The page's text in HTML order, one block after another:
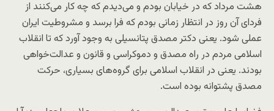
هشت مرداد که در خیابان بودم و می‌دیدم که چه کار می‌کنند از
فردای آن روز در انتظار زمانی بودم که فرا برسد و مشروطیت ایران
عملی شود. یعنی دکتر مصدق پتانسیلی به وجود آورد که تا انقلاب
اسلامی مردم در راه مصدق و دموکراسی و قانون و عدالت‌خواهی
بودند. یعنی در انقلاب اسلامی برای گروه‌های بسیاری، حرکت
مصدق پشتوانه بوده است.